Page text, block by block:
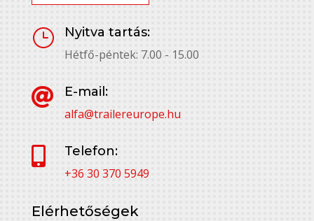
}
Nyitva tartás:
Hétfő-péntek: 7.00 - 15.00

E-mail:
alfa@trailereurope.hu

Telefon:
+36 30 370 5949
Elérhetőségek